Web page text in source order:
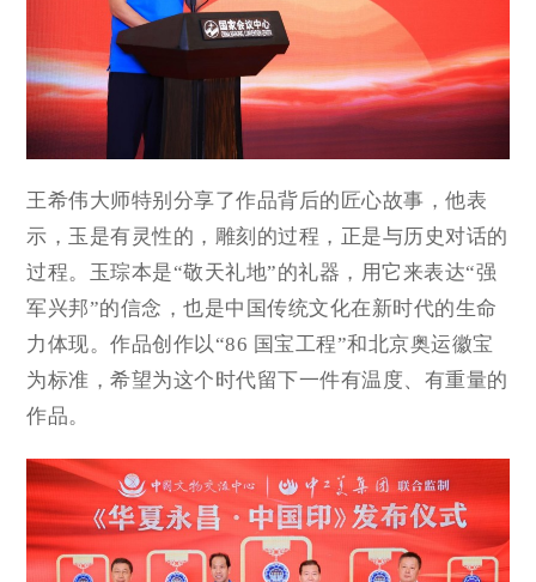
王希伟大师特别分享了作品背后的匠心故事，他表
示，玉是有灵性的，雕刻的过程，正是与历史对话的
过程。玉琮本是“敬天礼地”的礼器，用它来表达“强
军兴邦”的信念，也是中国传统文化在新时代的生命
力体现。作品创作以“86 国宝工程”和北京奥运徽宝
为标准，希望为这个时代留下一件有温度、有重量的
作品。